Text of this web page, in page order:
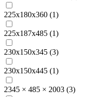
225х180х360 (1)
225х187х485 (1)
230х150х345 (3)
230х150х445 (1)
2345 × 485 × 2003 (3)